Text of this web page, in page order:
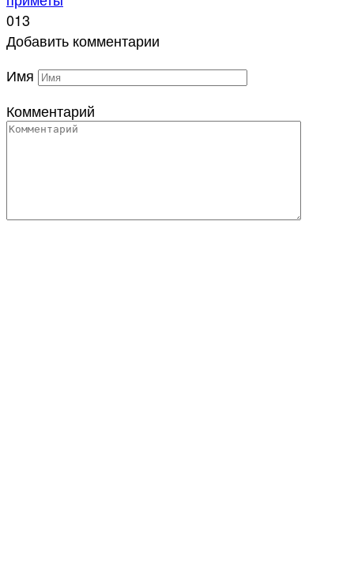
013
Добавить комментарии
Имя
Комментарий